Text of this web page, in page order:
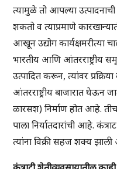
त्यामुळे तो आपल्या
शकतो व त्याप्रमाणे
आखून उद्योग कार्यक्षमरीत्या
भारतीय आणि आंतरराष्ट्रीय
उत्पादित करून, त्यांवर
आंतरराष्ट्रीय बाजारात
ळारसश) निर्माण होत आहे.
पाला निर्यातदारांची आहे.
त्यांना विक्री सहज शक्य